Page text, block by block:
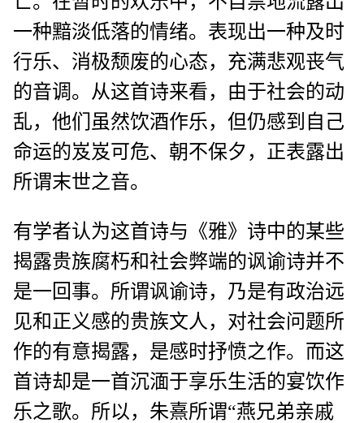
一种黯淡低落的情绪。表现出一种及时
行乐、消极颓废的心态，充满悲观丧气
的音调。从这首诗来看，由于社会的动
乱，他们虽然饮酒作乐，但仍感到自己
命运的岌岌可危、朝不保夕，正表露出
所谓末世之音。
有学者认为这首诗与《雅》诗中的某些
揭露贵族腐朽和社会弊端的讽谕诗并不
是一回事。所谓讽谕诗，乃是有政治远
见和正义感的贵族文人，对社会问题所
作的有意揭露，是感时抒愤之作。而这
首诗却是一首沉湎于享乐生活的宴饮作
乐之歌。所以，朱熹所谓“燕兄弟亲戚